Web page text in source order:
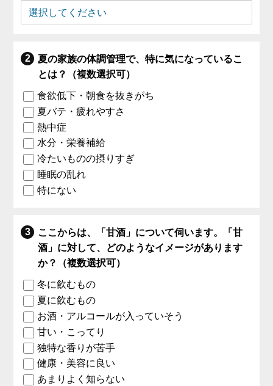
夏の家族の体調管理で、特に気になっているこ
とは？（複数選択可）
食欲低下・朝食を抜きがち
夏バテ・疲れやすさ
熱中症
水分・栄養補給
冷たいものの摂りすぎ
睡眠の乱れ
特にない
ここからは、「甘酒」について伺います。「甘
酒」に対して、どのようなイメージがあります
か？（複数選択可）
冬に飲むもの
夏に飲むもの
お酒・アルコールが入っていそう
甘い・こってり
独特な香りが苦手
健康・美容に良い
あまりよく知らない